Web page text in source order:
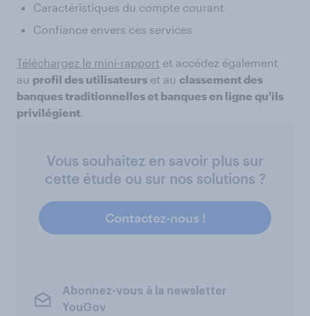
Caractéristiques du compte courant
Confiance envers ces services
Téléchargez le mini-rapport et accédez également
au profil des utilisateurs et au classement des
banques traditionnelles et banques en ligne qu'ils
privilégient.
Vous souhaitez en savoir plus sur
cette étude ou sur nos solutions ?
Contactez-nous !
Abonnez-vous à la newsletter
YouGov